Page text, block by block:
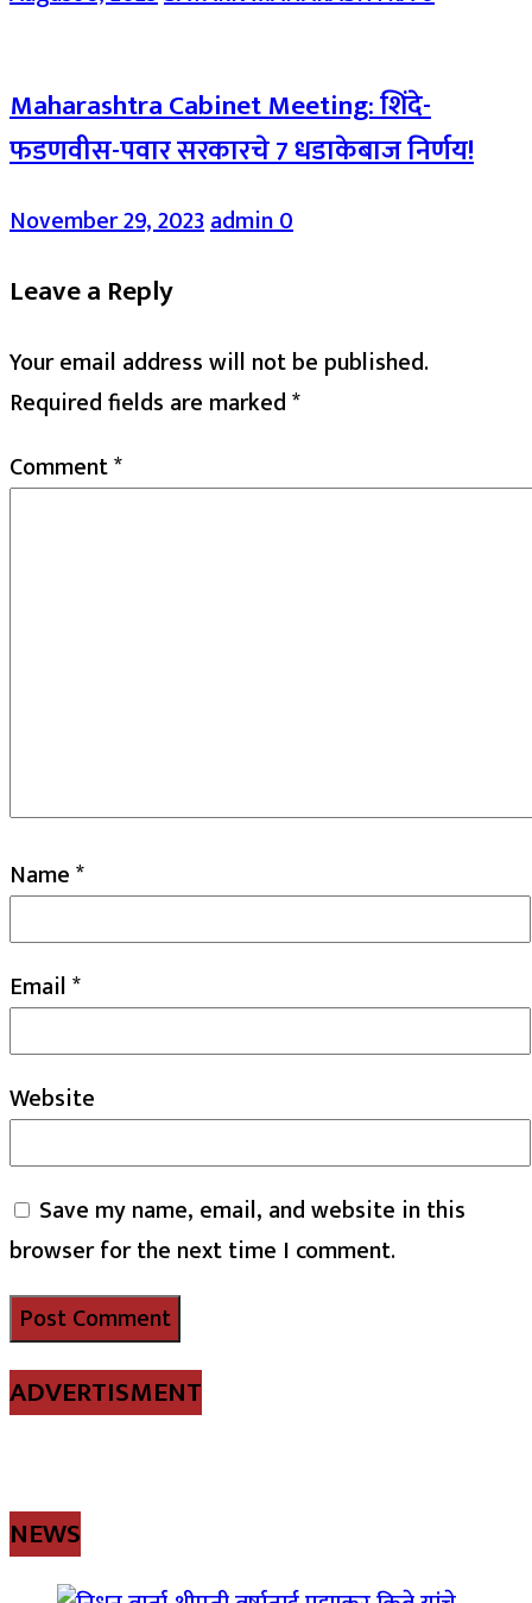
Maharashtra Cabinet Meeting: शिंदे-
फडणवीस-पवार सरकारचे 7 धडाकेबाज निर्णय!
November 29, 2023admin0
Leave a Reply
Your email address will not be published.
Required fields are marked*
Comment*
Name*
Email*
Website
Save my name, email, and website in this
browser for the next time I comment.
ADVERTISMENT
NEWS